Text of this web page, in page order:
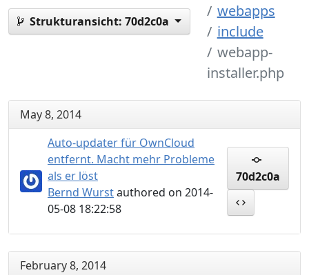
Strukturansicht: 70d2c0a
webapps
include
webapp-
installer.php
May 8, 2014
Auto-updater für OwnCloud
entfernt. Macht mehr Probleme
als er löst
Bernd Wurstauthored on 2014-
05-08 18:22:58
70d2c0a
February 8, 2014